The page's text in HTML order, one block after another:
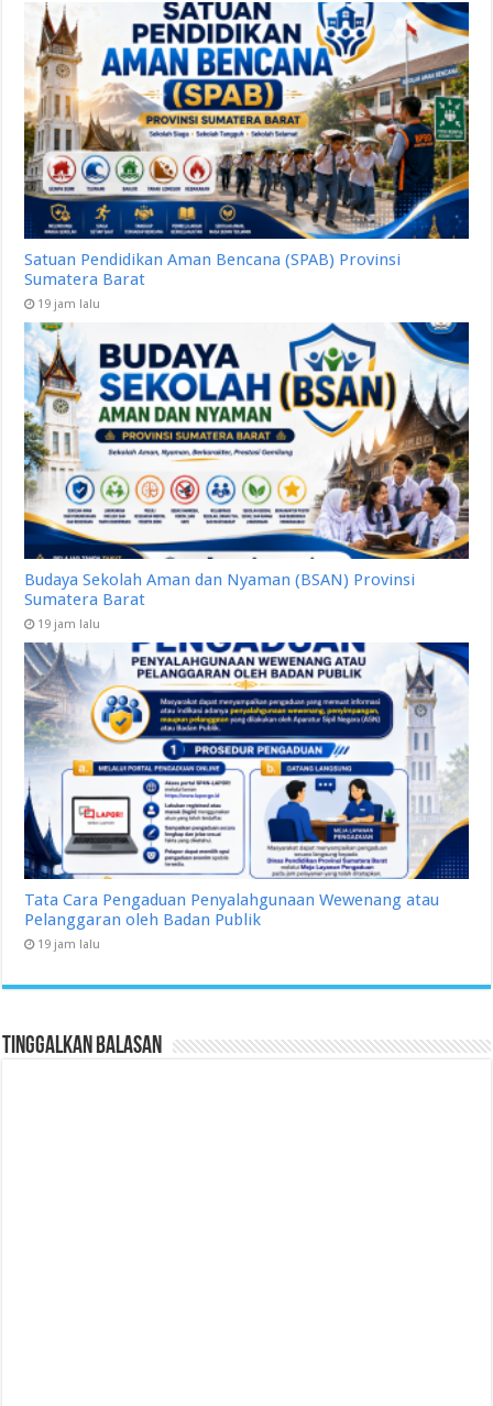
Satuan Pendidikan Aman Bencana (SPAB) Provinsi
Sumatera Barat
19 jam lalu
Budaya Sekolah Aman dan Nyaman (BSAN) Provinsi
Sumatera Barat
19 jam lalu
Tata Cara Pengaduan Penyalahgunaan Wewenang atau
Pelanggaran oleh Badan Publik
19 jam lalu
Tinggalkan Balasan